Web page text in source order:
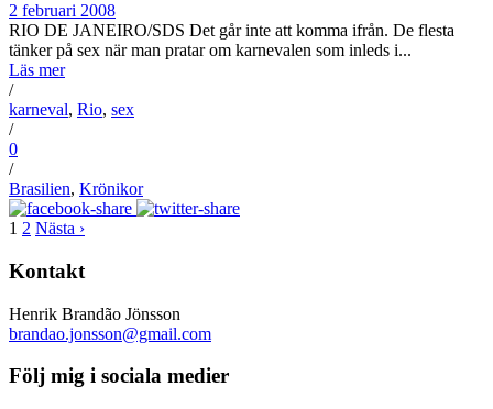
2 februari 2008
RIO DE JANEIRO/SDS Det går inte att komma ifrån. De flesta
tänker på sex när man pratar om karnevalen som inleds i...
Läs mer
/
karneval, Rio, sex
/
0
/
Brasilien, Krönikor
1 2 Nästa ›
Kontakt
Henrik Brandão Jönsson
brandao.jonsson@gmail.com
Följ mig i sociala medier